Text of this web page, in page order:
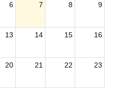
6 7 8 9
13 14 15 16
20 21 22 23